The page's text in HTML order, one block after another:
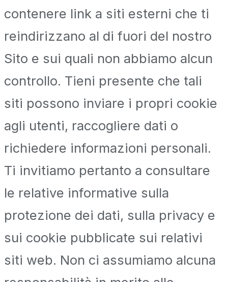
contenere link a siti esterni che ti
reindirizzano al di fuori del nostro
Sito e sui quali non abbiamo alcun
controllo. Tieni presente che tali
siti possono inviare i propri cookie
agli utenti, raccogliere dati o
richiedere informazioni personali.
Ti invitiamo pertanto a consultare
le relative informative sulla
protezione dei dati, sulla privacy e
sui cookie pubblicate sui relativi
siti web. Non ci assumiamo alcuna